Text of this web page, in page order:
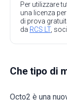
Per utilizzare
una licenza
di prova
da RCS LT,
Che tipo di
Octo2 è una